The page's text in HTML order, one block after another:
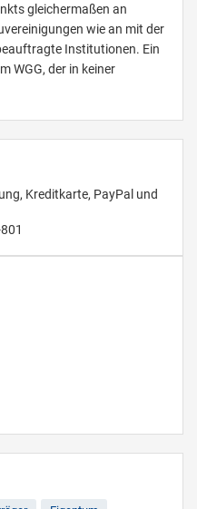
gleichermaßen an
wie an mit der
Institutionen. Ein
WGG, der in keiner
Kreditkarte, PayPal und